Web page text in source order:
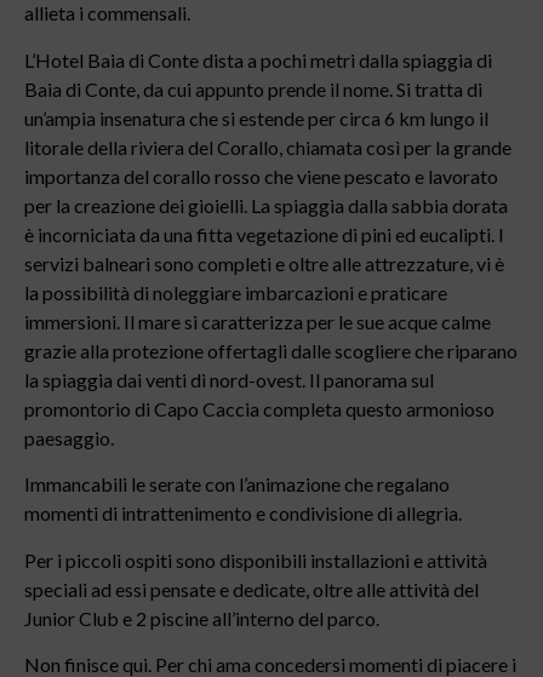
allieta i commensali.
L’Hotel Baia di Conte dista a pochi metri dalla spiaggia di
Baia di Conte, da cui appunto prende il nome. Si tratta di
un’ampia insenatura che si estende per circa 6 km lungo il
litorale della riviera del Corallo, chiamata così per la grande
importanza del corallo rosso che viene pescato e lavorato
per la creazione dei gioielli. La spiaggia dalla sabbia dorata
è incorniciata da una fitta vegetazione di pini ed eucalipti. I
servizi balneari sono completi e oltre alle attrezzature, vi è
la possibilità di noleggiare imbarcazioni e praticare
immersioni. Il mare si caratterizza per le sue acque calme
grazie alla protezione offertagli dalle scogliere che riparano
la spiaggia dai venti di nord-ovest. Il panorama sul
promontorio di Capo Caccia completa questo armonioso
paesaggio.
Immancabili le serate con l’animazione che regalano
momenti di intrattenimento e condivisione di allegria.
Per i piccoli ospiti sono disponibili installazioni e attività
speciali ad essi pensate e dedicate, oltre alle attività del
Junior Club e 2 piscine all’interno del parco.
Non finisce qui. Per chi ama concedersi momenti di piacere i